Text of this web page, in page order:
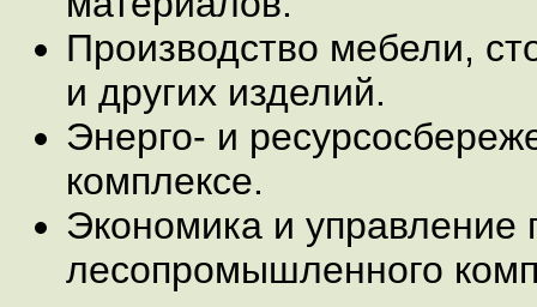
Производство мебели,
и других изделий.
Энерго- и
комплексе.
Экономика и управление
лесопромышленного